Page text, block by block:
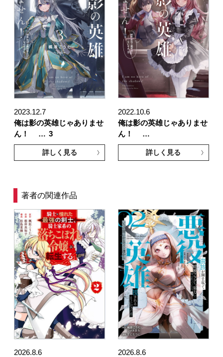
2023.12.7
俺は影の英雄じゃありませ
ん！ … 3
詳しく見る
2022.10.6
俺は影の英雄じゃありませ
ん！ …
詳しく見る
著者の関連作品
2026.8.6
2026.8.6